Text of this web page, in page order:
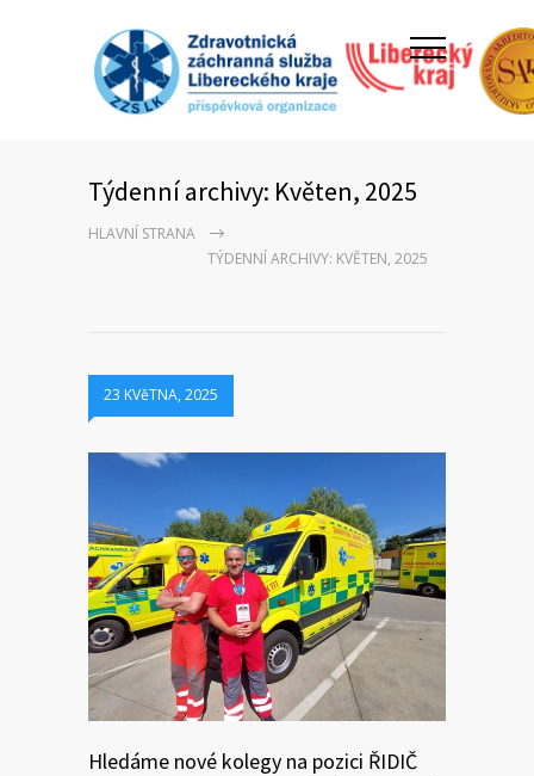
Týdenní archivy: Květen, 2025
HLAVNÍ STRANA
TÝDENNÍ ARCHIVY: KVĚTEN, 2025
23 KVěTNA, 2025
Hledáme nové kolegy na pozici ŘIDIČ